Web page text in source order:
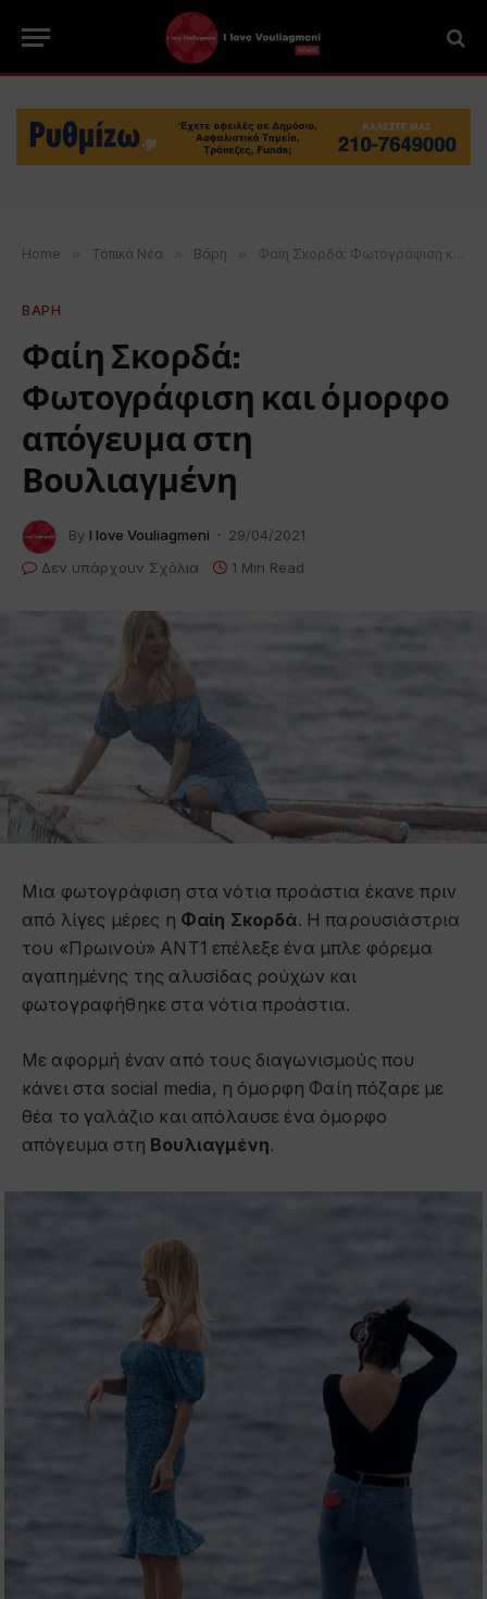
Home » Τοπικά Νέα » Βάρη » Φαίη Σκορδά: Φωτογράφιση και όμορφο απόγευμα στη Βουλιαγμένη
ΒΑΡΗ
Φαίη Σκορδά:
Φωτογράφιση και όμορφο
απόγευμα στη
Βουλιαγμένη
By I love Vouliagmeni
29/04/2021
Δεν υπάρχουν Σχόλια
1 Min Read
Μια φωτογράφιση στα νότια προάστια έκανε πριν
από λίγες μέρες η Φαίη Σκορδά. Η παρουσιάστρια
του «Πρωινού» ANT1 επέλεξε ένα μπλε φόρεμα
αγαπημένης της αλυσίδας ρούχων και
φωτογραφήθηκε στα νότια προάστια.
Με αφορμή έναν από τους διαγωνισμούς που
κάνει στα social media, η όμορφη Φαίη πόζαρε με
θέα το γαλάζιο και απόλαυσε ένα όμορφο
απόγευμα στη Βουλιαγμένη.